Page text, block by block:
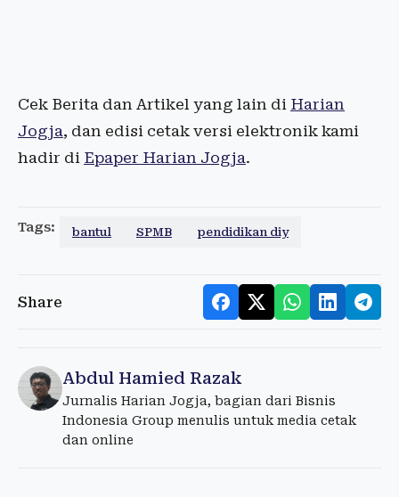
Cek Berita dan Artikel yang lain di Harian
Jogja, dan edisi cetak versi elektronik kami
hadir di Epaper Harian Jogja.
Tags: bantul SPMB pendidikan diy
Share
Abdul Hamied Razak
Jurnalis Harian Jogja, bagian dari Bisnis
Indonesia Group menulis untuk media cetak
dan online